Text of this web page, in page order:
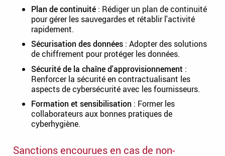
Plan de continuité : Rédiger un plan de continuité
pour gérer les sauvegardes et rétablir l'activité
rapidement.
Sécurisation des données : Adopter des solutions
de chiffrement pour protéger les données.
Sécurité de la chaîne d'approvisionnement :
Renforcer la sécurité en contractualisant les
aspects de cybersécurité avec les fournisseurs.
Formation et sensibilisation : Former les
collaborateurs aux bonnes pratiques de
cyberhygiène.
Sanctions encourues en cas de non-